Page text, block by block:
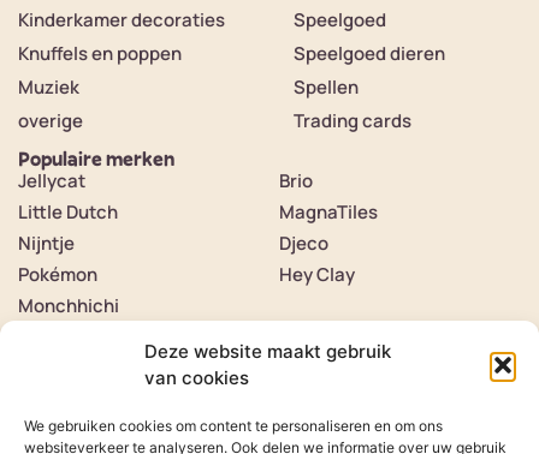
Deze website maakt gebruik
van cookies
We gebruiken cookies om content te personaliseren en om ons
websiteverkeer te analyseren. Ook delen we informatie over uw gebruik
Kinderkamer decoraties
Knuffels en poppen
Muziek
overige
Speelgoed
Speelgoed dieren
Spellen
Trading cards
Populaire merken
Jellycat
Little Dutch
Nijntje
Pokémon
Monchhichi
Brio
MagnaTiles
Djeco
Hey Clay
Contact
Klantenservice
Veelgestelde vragen